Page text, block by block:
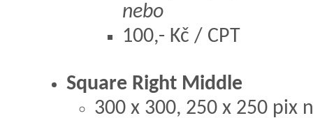
nebo
100,- Kč / CPT
Square Right Middle
300 x 300, 250 x 250 pix